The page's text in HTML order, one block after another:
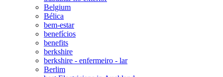
Belgium
Bélica
bem-estar
benefícios
benefits
berkshire
berkshire - enfermeiro - lar
Berlim